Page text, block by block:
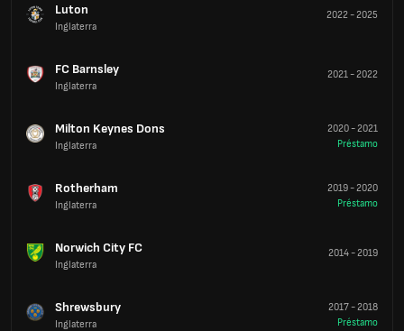
Luton
Inglaterra
2022-2025
FC Barnsley
Inglaterra
2021-2022
Milton Keynes Dons
Inglaterra
2020-2021
Préstamo
Rotherham
Inglaterra
2019-2020
Préstamo
Norwich City FC
Inglaterra
2014-2019
Shrewsbury
Inglaterra
2017-2018
Préstamo